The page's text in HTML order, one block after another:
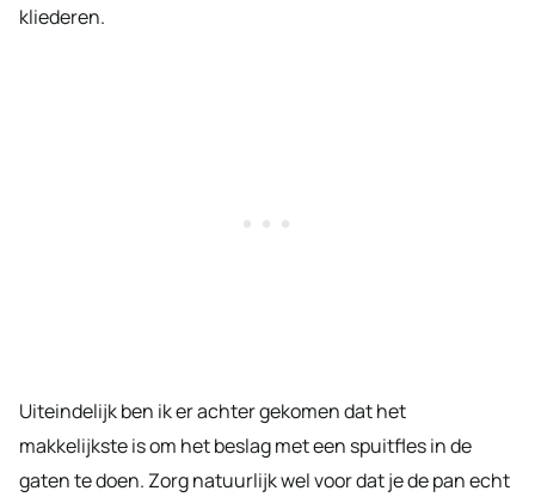
kliederen.
Uiteindelijk ben ik er achter gekomen dat het
makkelijkste is om het beslag met een spuitfles in de
gaten te doen. Zorg natuurlijk wel voor dat je de pan echt